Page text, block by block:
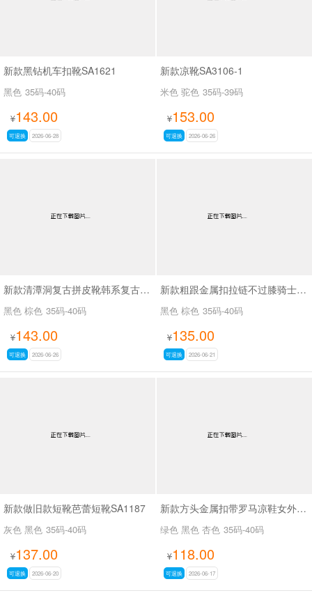
新款黑钻机车扣靴SA1621
黑色 35码-40码
¥143.00
可退换 2026-06-28
新款凉靴SA3106-1
米色 驼色 35码-39码
¥153.00
可退换 2026-06-26
新款清潭洞复古拼皮靴韩系复古拼接骑士靴SA8033
黑色 棕色 35码-40码
¥143.00
可退换 2026-06-26
新款粗跟金属扣拉链不过膝骑士靴复古拼色西部牛仔靴SA709
黑色 棕色 35码-40码
¥135.00
可退换 2026-06-21
新款做旧款短靴芭蕾短靴SA1187
灰色 黑色 35码-40码
¥137.00
可退换 2026-06-20
新款方头金属扣带罗马凉鞋女外穿平底内增高凉鞋SA2652-1
绿色 黑色 杏色 35码-40码
¥118.00
可退换 2026-06-17